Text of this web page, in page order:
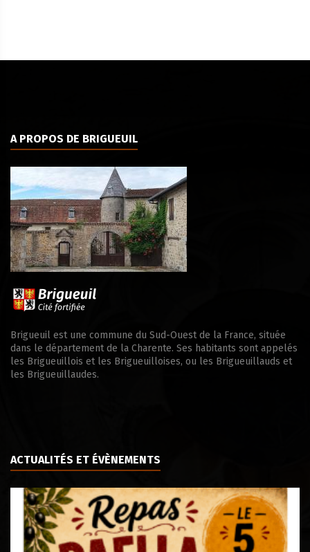
A PROPOS DE BRIGUEUIL
Brigueuil est une commune du Sud-Ouest de la France, située
dans le département de la Charente. Ses habitants sont appelés
les Brigueuillois et les Brigueuilloises, ou les Brigueuillauds et
les Brigueuillaudes.
ACTUALITÉS ET ÉVÈNEMENTS